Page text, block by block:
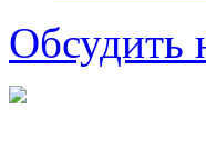
Обсудить